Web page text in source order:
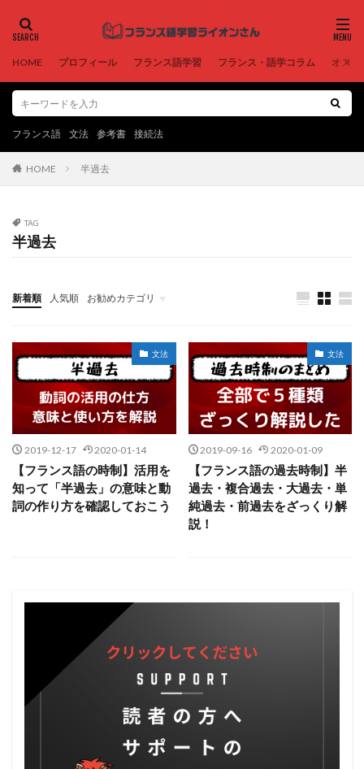
HOME プロフィール フランス語学習 フランス・語学コラム オスス
フランス語 文法 参考書 接続法
HOME 半過去
TAG
半過去
新着順 人気順 お勧めカテゴリ
未分類
文法
2019-12-17 2020-01-14
【フランス語の時制】活用を
知って「半過去」の意味と動
詞の作り方を確認しておこう
文法
2019-09-16 2020-01-09
【フランス語の過去時制】半
過去・複合過去・大過去・単
純過去・前過去をざっくり解
説！